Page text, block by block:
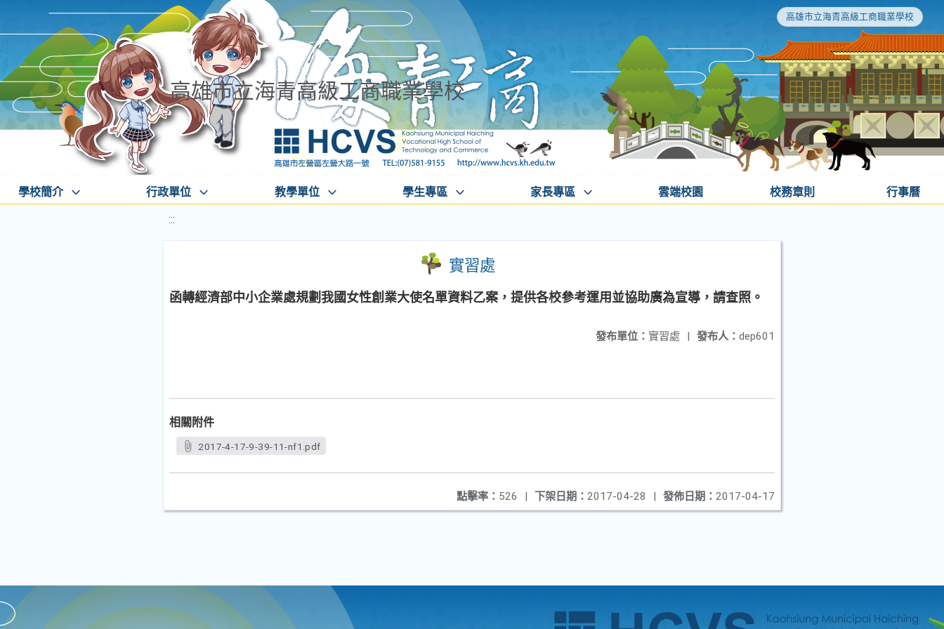
高雄市立海青高級工商職業學校
高雄市立海青高級工商職業學校
學校簡介 行政單位 教學單位 學生專區 家長專區 雲端校園 校務章則 行事曆
:::
實習處
函轉經濟部中小企業處規劃我國女性創業大使名單資料乙案，提供各校參考運用並協助廣為宣導，請查照。
發布人： dep601
發布單位： 實習處 |
相關附件
2017-4-17-9-39-11-nf1.pdf
發佈日期： 2017-04-17
下架日期： 2017-04-28 |
點擊率： 526 |